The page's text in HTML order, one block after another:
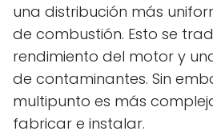
una distribución más
de combustión. Esto se
rendimiento del motor y
de contaminantes. Sin
multipunto es más
fabricar e instalar.